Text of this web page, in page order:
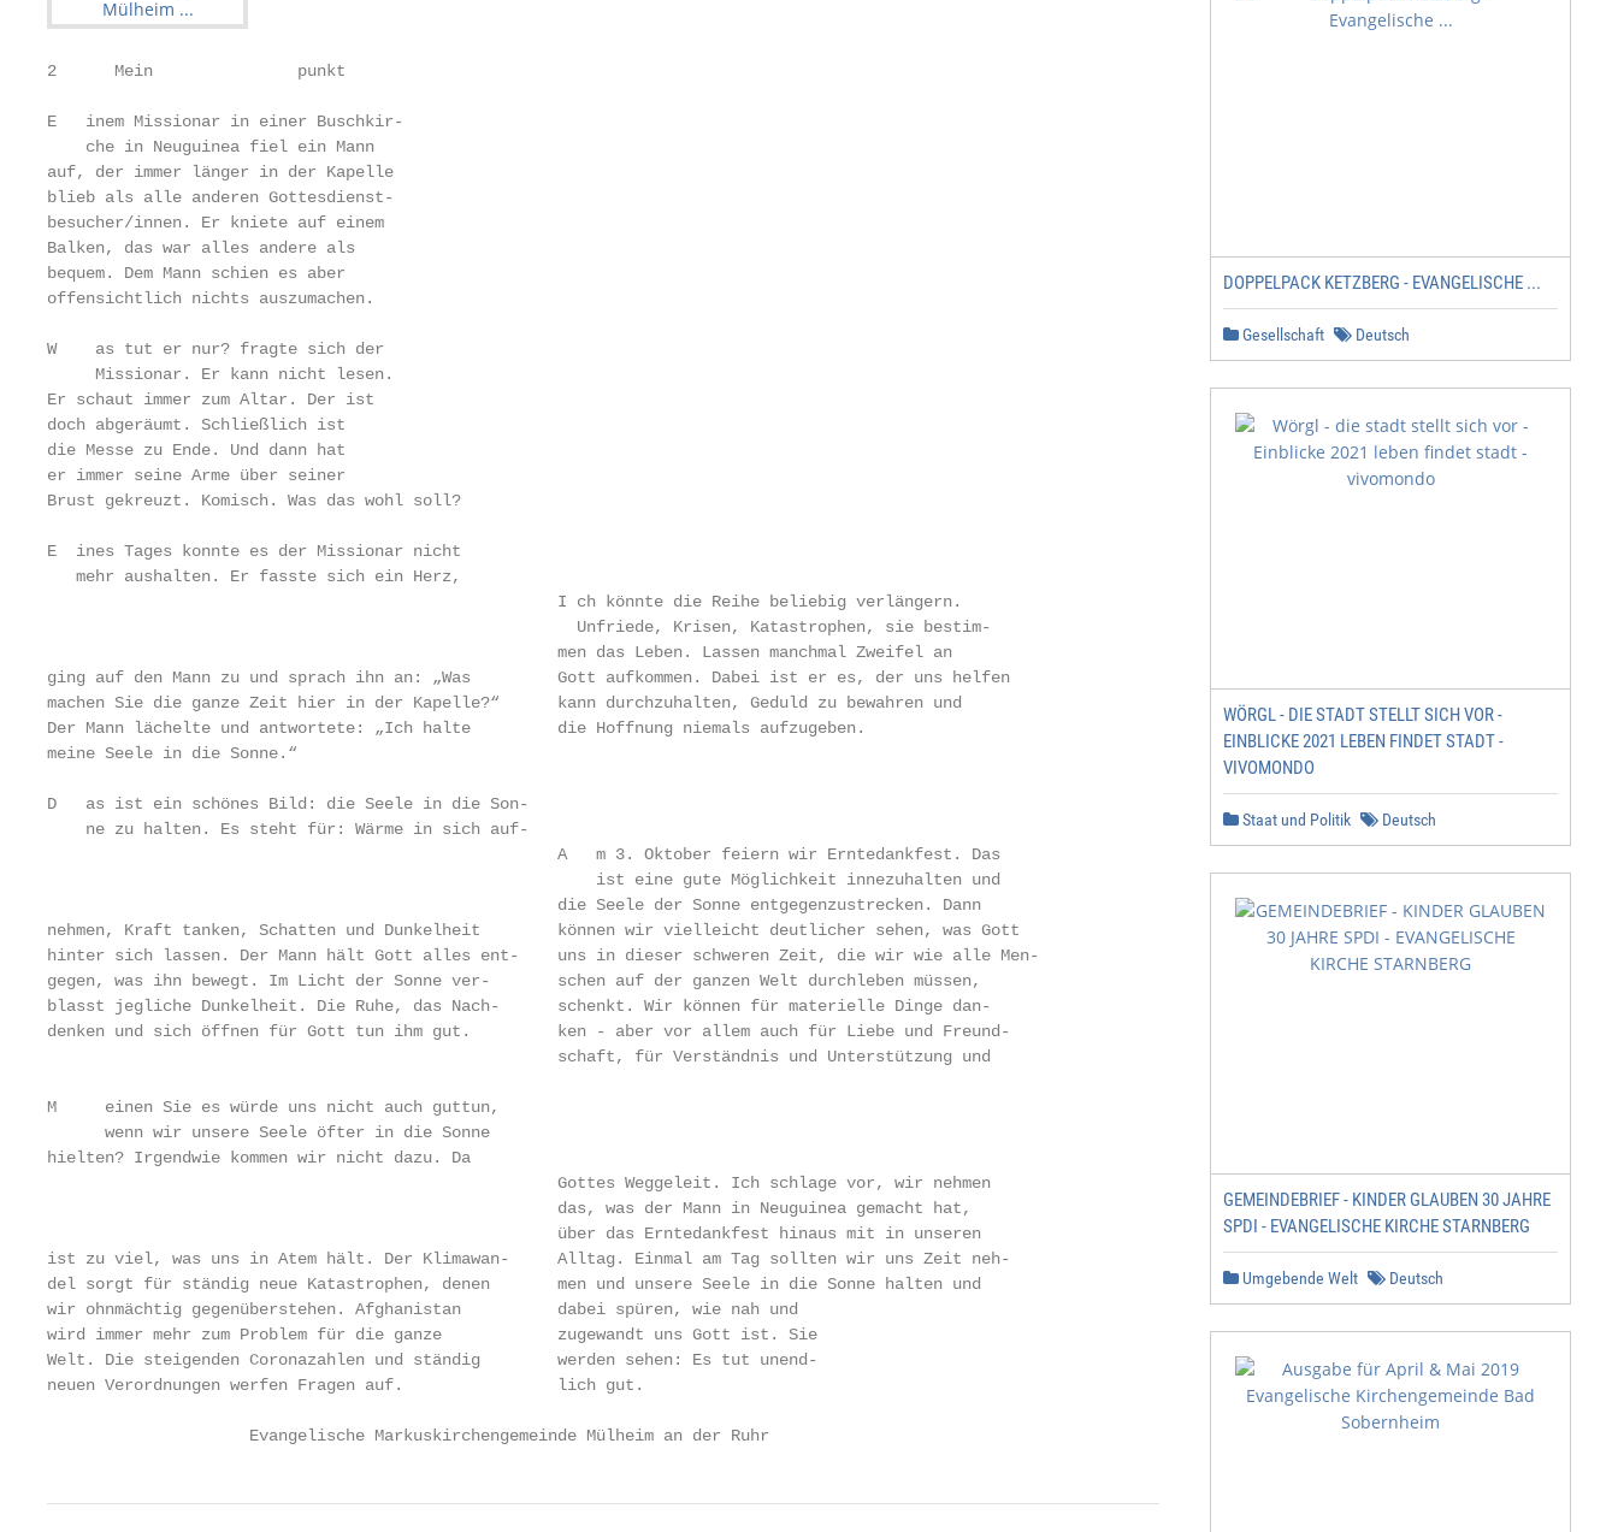
2      Mein               punkt
E   inem Missionar in einer Buschkir-
    che in Neuguinea fiel ein Mann
auf, der immer länger in der Kapelle
blieb als alle anderen Gottesdienst-
besucher/innen. Er kniete auf einem
Balken, das war alles andere als
bequem. Dem Mann schien es aber
offensichtlich nichts auszumachen.
W    as tut er nur? fragte sich der
     Missionar. Er kann nicht lesen.
Er schaut immer zum Altar. Der ist
doch abgeräumt. Schließlich ist
die Messe zu Ende. Und dann hat
er immer seine Arme über seiner
Brust gekreuzt. Komisch. Was das wohl soll?
E  ines Tages konnte es der Missionar nicht
   mehr aushalten. Er fasste sich ein Herz,
                                                     I ch könnte die Reihe beliebig verlängern.
                                                       Unfriede, Krisen, Katastrophen, sie bestim-
                                                     men das Leben. Lassen manchmal Zweifel an
ging auf den Mann zu und sprach ihn an: „Was         Gott aufkommen. Dabei ist er es, der uns helfen
machen Sie die ganze Zeit hier in der Kapelle?“      kann durchzuhalten, Geduld zu bewahren und
Der Mann lächelte und antwortete: „Ich halte         die Hoffnung niemals aufzugeben.
meine Seele in die Sonne.“
D   as ist ein schönes Bild: die Seele in die Son-
    ne zu halten. Es steht für: Wärme in sich auf-
                                                     A   m 3. Oktober feiern wir Erntedankfest. Das
                                                         ist eine gute Möglichkeit innezuhalten und
                                                     die Seele der Sonne entgegenzustrecken. Dann
nehmen, Kraft tanken, Schatten und Dunkelheit        können wir vielleicht deutlicher sehen, was Gott
hinter sich lassen. Der Mann hält Gott alles ent-    uns in dieser schweren Zeit, die wir wie alle Men-
gegen, was ihn bewegt. Im Licht der Sonne ver-       schen auf der ganzen Welt durchleben müssen,
blasst jegliche Dunkelheit. Die Ruhe, das Nach-      schenkt. Wir können für materielle Dinge dan-
denken und sich öffnen für Gott tun ihm gut.         ken - aber vor allem auch für Liebe und Freund-
                                                     schaft, für Verständnis und Unterstützung und
M     einen Sie es würde uns nicht auch guttun,
      wenn wir unsere Seele öfter in die Sonne
hielten? Irgendwie kommen wir nicht dazu. Da
                                                     Gottes Weggeleit. Ich schlage vor, wir nehmen
                                                     das, was der Mann in Neuguinea gemacht hat,
                                                     über das Erntedankfest hinaus mit in unseren
ist zu viel, was uns in Atem hält. Der Klimawan-     Alltag. Einmal am Tag sollten wir uns Zeit neh-
del sorgt für ständig neue Katastrophen, denen       men und unsere Seele in die Sonne halten und
wir ohnmächtig gegenüberstehen. Afghanistan          dabei spüren, wie nah und
wird immer mehr zum Problem für die ganze            zugewandt uns Gott ist. Sie
Welt. Die steigenden Coronazahlen und ständig        werden sehen: Es tut unend-
neuen Verordnungen werfen Fragen auf.                lich gut.
                     Evangelische Markuskirchengemeinde Mülheim an der Ruhr
DOPPELPACK KETZBERG - EVANGELISCHE ...
Gesellschaft Deutsch
WÖRGL - DIE STADT STELLT SICH VOR -
EINBLICKE 2021 LEBEN FINDET STADT -
VIVOMONDO
Staat und Politik Deutsch
GEMEINDEBRIEF - KINDER GLAUBEN 30 JAHRE
SPDI - EVANGELISCHE KIRCHE STARNBERG
Umgebende Welt Deutsch